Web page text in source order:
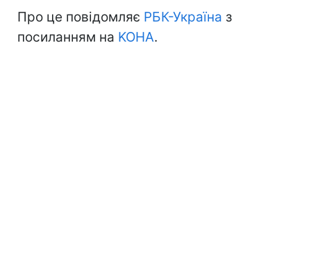
Про це повідомляє РБК-Україна з
посиланням на KOHA.